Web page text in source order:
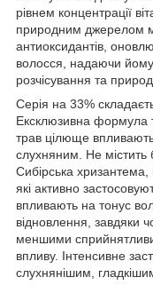
рівнем концентрації
природним джерелом
антиоксидантів,
волосся, надаючи йому
розчісування та
Серія на 33%
Ексклюзивна формула
трав цілюще
слухняним. Не містить
Сибірська хризантема,
які активно
впливають на тонус
відновлення, завдяки
меншими
впливу. Інтенсивне
слухнянішим,